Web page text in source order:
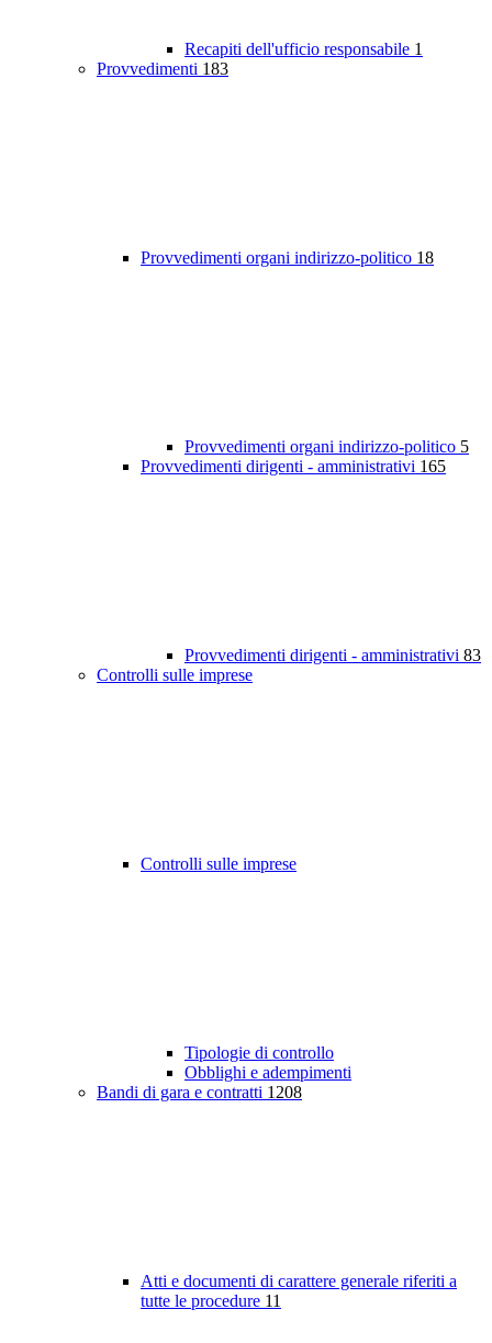
Recapiti dell'ufficio responsabile 1
Provvedimenti 183
Provvedimenti organi indirizzo-politico 18
Provvedimenti organi indirizzo-politico 5
Provvedimenti dirigenti - amministrativi 165
Provvedimenti dirigenti - amministrativi 83
Controlli sulle imprese
Controlli sulle imprese
Tipologie di controllo
Obblighi e adempimenti
Bandi di gara e contratti 1208
Atti e documenti di carattere generale riferiti a
tutte le procedure 11